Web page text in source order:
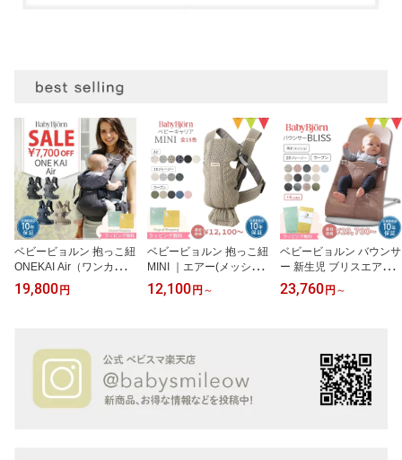
ベビービョルン 抱っこ紐
ONEKAI Air（ワンカイ
エアー）メッシュ ONEK
AI（ワンカイ）コットン
産祝 のし
19,800 円
ベビービョルン 抱っこ紐
MINI ｜エアー(メッシュ)
コットン 3Dジャージー
ウーブン｜【正規品10年
LN
12,100 円 ～
ベビービョルン バウンサ
ー 新生児 ブリスエアー
BlissAir バランスソフト
エアー メッシュ コット
s バランスソフト バウン
サーベビービョルン 出産
祝い ギフト のし
23,760 円 ～